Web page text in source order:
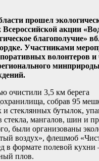
прошел
акции
благополучие»
Участниками
волонтеров
очистили 3,5 км берега
собрав 95
и стеклянных бутылок,
стекла, мангалов, шин и
были организованы
воздух», флешмоб
в формате полевой
плов.